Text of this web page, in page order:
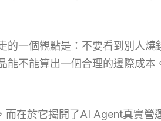
一個觀點是：不要看到別人
不能算出一個合理的邊際成本
在於它揭開了AI Agent真實